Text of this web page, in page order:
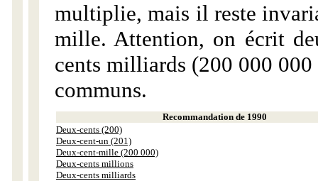
multiplie, mais il reste
mille. Attention, on écrit
cents milliards (200 000
communs.
Recommandation de 1990
Deux-cents (200)
Deux-cent-un (201)
Deux-cent-mille (200 000)
Deux-cents millions
Deux-cents milliards